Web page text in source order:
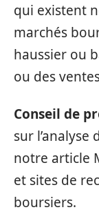
qui existent
marchés
haussier ou
ou des
Conseil de
sur l’analyse
notre article
et sites de
boursiers.